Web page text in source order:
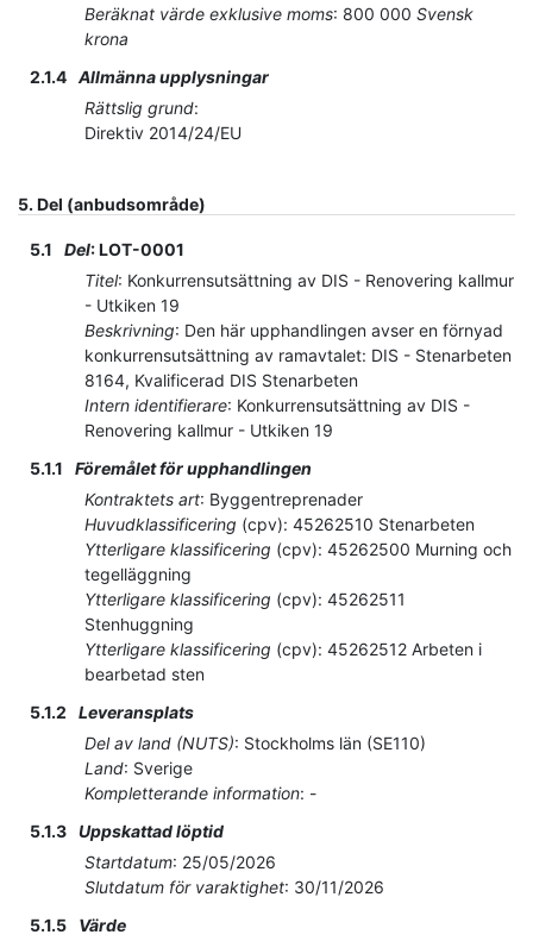
Beräknat värde exklusive moms: 800 000 Svensk
krona
2.1.4 Allmänna upplysningar
Rättslig grund:
Direktiv 2014/24/EU
5. Del (anbudsområde)
5.1 Del:LOT-0001
Titel: Konkurrensutsättning av DIS - Renovering kallmur
- Utkiken 19
Beskrivning: Den här upphandlingen avser en förnyad
konkurrensutsättning av ramavtalet: DIS - Stenarbeten
8164, Kvalificerad DIS Stenarbeten
Intern identifierare: Konkurrensutsättning av DIS -
Renovering kallmur - Utkiken 19
5.1.1
Föremålet för upphandlingen
Kontraktets art: Byggentreprenader
Huvudklassificering (cpv): 45262510 Stenarbeten
Ytterligare klassificering (cpv): 45262500 Murning och
tegelläggning
Ytterligare klassificering (cpv): 45262511
Stenhuggning
Ytterligare klassificering (cpv): 45262512 Arbeten i
bearbetad sten
5.1.2
Leveransplats
Del av land (NUTS): Stockholms län (SE110)
Land: Sverige
Kompletterande information: -
5.1.3 Uppskattad löptid
Startdatum: 25/05/2026
Slutdatum för varaktighet: 30/11/2026
5.1.5
Värde